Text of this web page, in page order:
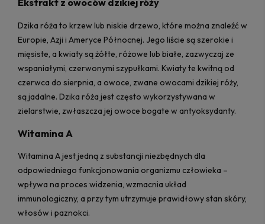
Ekstrakt z owoców dzikiej róży
Dzika róża to krzew lub niskie drzewo, które można znaleźć w
Europie, Azji i Ameryce Północnej. Jego liście są szerokie i
mięsiste, a kwiaty są żółte, różowe lub białe, zazwyczaj ze
wspaniałymi, czerwonymi szypułkami. Kwiaty te kwitną od
czerwca do sierpnia, a owoce, zwane owocami dzikiej róży,
są jadalne. Dzika róża jest często wykorzystywana w
zielarstwie, zwłaszcza jej owoce bogate w antyoksydanty.
Witamina A
Witamina A jest jedną z substancji niezbędnych dla
odpowiedniego funkcjonowania organizmu człowieka –
wpływa na proces widzenia, wzmacnia układ
immunologiczny, a przy tym utrzymuje prawidłowy stan skóry,
włosów i paznokci.